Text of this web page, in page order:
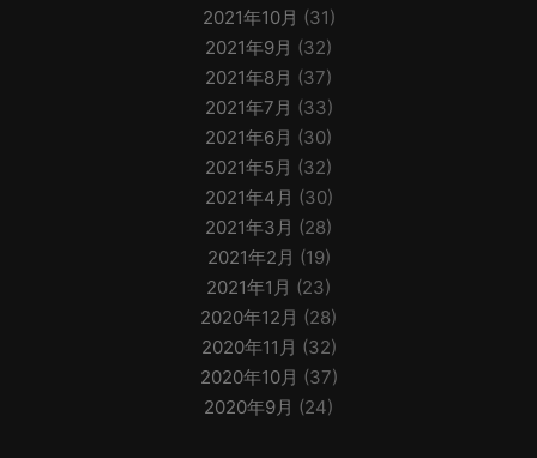
2021年10月 (31)
2021年9月 (32)
2021年8月 (37)
2021年7月 (33)
2021年6月 (30)
2021年5月 (32)
2021年4月 (30)
2021年3月 (28)
2021年2月 (19)
2021年1月 (23)
2020年12月 (28)
2020年11月 (32)
2020年10月 (37)
2020年9月 (24)